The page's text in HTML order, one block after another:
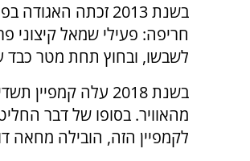
בשנת 2013 זכתה
חריפה: פעילי שמאל קיצוני
לשבשו, ובחוץ תחת מטר כבד
בשנת 2018 עלה
מהאוויר. בסופו של דבר
לקמפיין הזה, הובילה מחאה